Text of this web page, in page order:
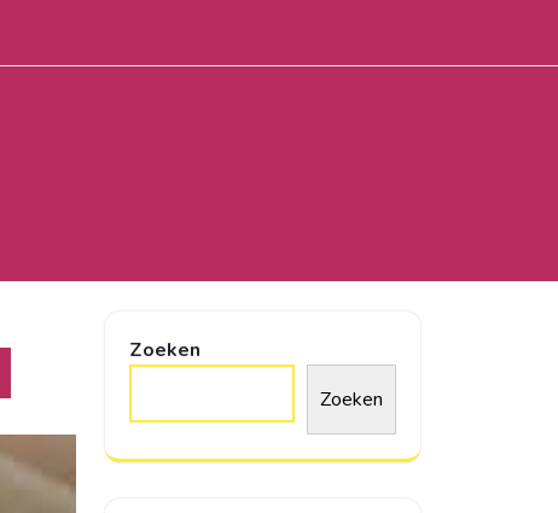
Zoeken
Zoeken